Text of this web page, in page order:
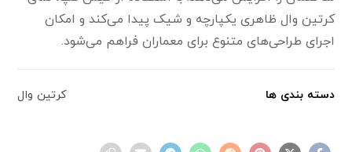
کرتین وال ظاهری یکپارچه و شیک پیدا می‌کند و امکان
اجرای طراحی‌های متنوع برای معماران فراهم می‌شود.
دسته بندی ها کرتین وال